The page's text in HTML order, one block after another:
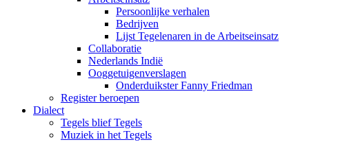
Persoonlijke verhalen
Bedrijven
Lijst Tegelenaren in de Arbeitseinsatz
Collaboratie
Nederlands Indië
Ooggetuigenverslagen
Onderduikster Fanny Friedman
Register beroepen
Dialect
Tegels blief Tegels
Muziek in het Tegels